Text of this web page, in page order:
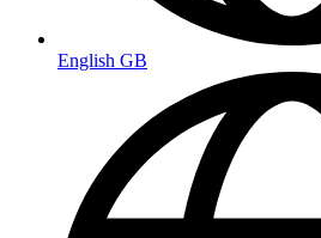
English GB